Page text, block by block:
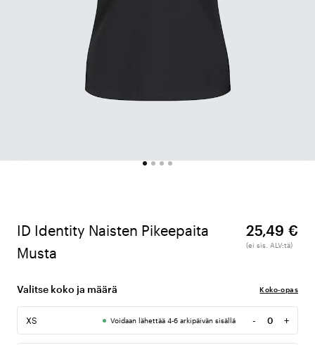
ID Identity Naisten Pikeepaita
Musta
25,49 €
(ei sis. ALV:tä)
Valitse koko ja määrä Koko-opas
XS Voidaan lähettää 4-6 arkipäivän sisällä -
Määrä
+